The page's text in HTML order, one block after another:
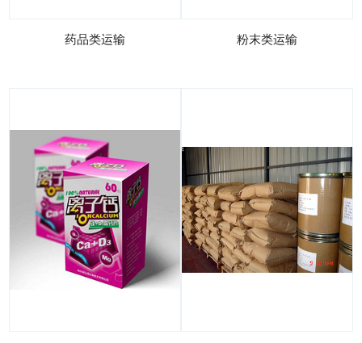
粉末类运输
药品类运输